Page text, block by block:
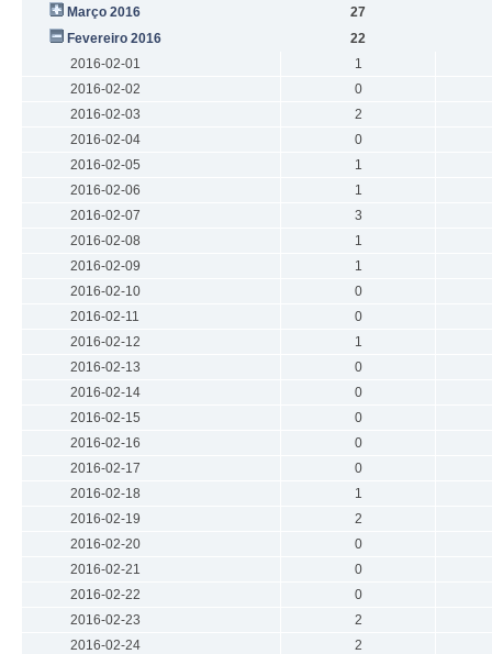
Março 2016
27
Fevereiro 2016
22
2016-02-01
1
2016-02-02
0
2016-02-03
2
2016-02-04
0
2016-02-05
1
2016-02-06
1
2016-02-07
3
2016-02-08
1
2016-02-09
1
2016-02-10
0
2016-02-11
0
2016-02-12
1
2016-02-13
0
2016-02-14
0
2016-02-15
0
2016-02-16
0
2016-02-17
0
2016-02-18
1
2016-02-19
2
2016-02-20
0
2016-02-21
0
2016-02-22
0
2016-02-23
2
2016-02-24
2